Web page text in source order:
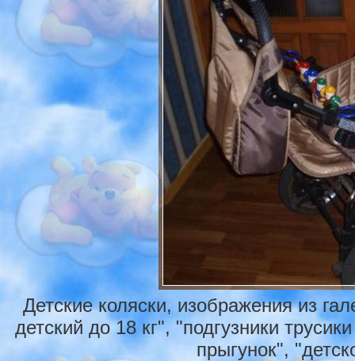
Детские коляски, изображения из
детский до 18 кг", "подгузники
прыгунок",